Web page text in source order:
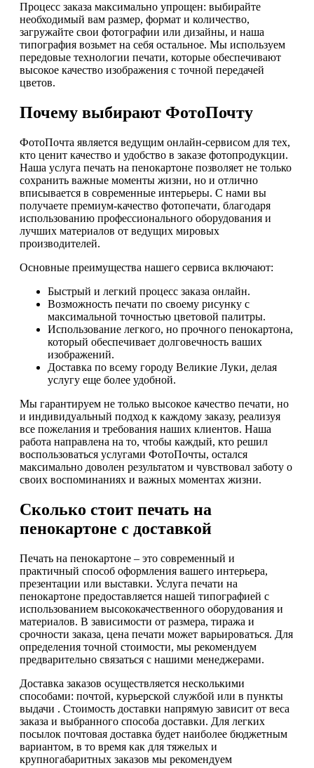
Процесс заказа максимально упрощен: выбирайте
необходимый вам размер, формат и количество,
загружайте свои фотографии или дизайны, и наша
типография возьмет на себя остальное. Мы используем
передовые технологии печати, которые обеспечивают
высокое качество изображения с точной передачей
цветов.
Почему выбирают ФотоПочту
ФотоПочта является ведущим онлайн-сервисом для тех,
кто ценит качество и удобство в заказе фотопродукции.
Наша услуга печать на пенокартоне позволяет не только
сохранить важные моменты жизни, но и отлично
вписывается в современные интерьеры. С нами вы
получаете премиум-качество фотопечати, благодаря
использованию профессионального оборудования и
лучших материалов от ведущих мировых
производителей.
Основные преимущества нашего сервиса включают:
Быстрый и легкий процесс заказа онлайн.
Возможность печати по своему рисунку с
максимальной точностью цветовой палитры.
Использование легкого, но прочного пенокартона,
который обеспечивает долговечность ваших
изображений.
Доставка по всему городу Великие Луки, делая
услугу еще более удобной.
Мы гарантируем не только высокое качество печати, но
и индивидуальный подход к каждому заказу, реализуя
все пожелания и требования наших клиентов. Наша
работа направлена на то, чтобы каждый, кто решил
воспользоваться услугами ФотоПочты, остался
максимально доволен результатом и чувствовал заботу о
своих воспоминаниях и важных моментах жизни.
Сколько стоит печать на
пенокартоне с доставкой
Печать на пенокартоне – это современный и
практичный способ оформления вашего интерьера,
презентации или выставки. Услуга печати на
пенокартоне предоставляется нашей типографией с
использованием высококачественного оборудования и
материалов. В зависимости от размера, тиража и
срочности заказа, цена печати может варьироваться. Для
определения точной стоимости, мы рекомендуем
предварительно связаться с нашими менеджерами.
Доставка заказов осуществляется несколькими
способами: почтой, курьерской службой или в пункты
выдачи . Стоимость доставки напрямую зависит от веса
заказа и выбранного способа доставки. Для легких
посылок почтовая доставка будет наиболее бюджетным
вариантом, в то время как для тяжелых и
крупногабаритных заказов мы рекомендуем